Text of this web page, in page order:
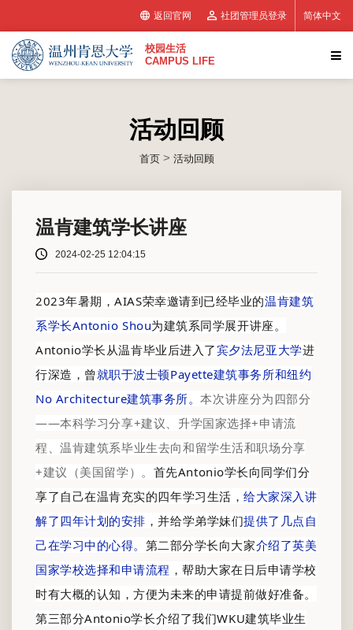
返回官网 社团管理员登录 简体中文
校园生活
CAMPUS LIFE
活动回顾
首页> 活动回顾
温肯建筑学长讲座
2024-02-25 12:04:15
2023年暑期，AIAS荣幸邀请到已经毕业的温肯建筑
系学长Antonio Shou为建筑系同学展开讲座。
Antonio学长从温肯毕业后进入了宾夕法尼亚大学进
行深造，曾就职于波士顿Payette建筑事务所和纽约
No Architecture建筑事务所。本次讲座分为四部分
——本科学习分享+建议、升学国家选择+申请流
程、温肯建筑系毕业生去向和留学生活和职场分享
+建议（美国留学）。 首先Antonio学长向同学们分
享了自己在温肯充实的四年学习生活，给大家深入讲
解了四年计划的安排 ，并给学弟学妹们提供了几点自
己在学习中的心得。 第二部分学长向大家介绍了英美
国家学校选择和申请流程 ，帮助大家在日后申请学校
时有大概的认知，方便为未来的申请提前做好准备。
第三部分Antonio学长介绍了我们WKU建筑毕业生